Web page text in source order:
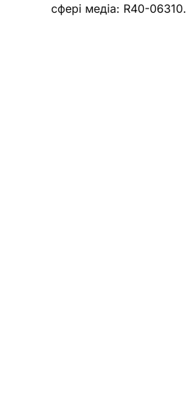
сфері медіа: R40-06310.